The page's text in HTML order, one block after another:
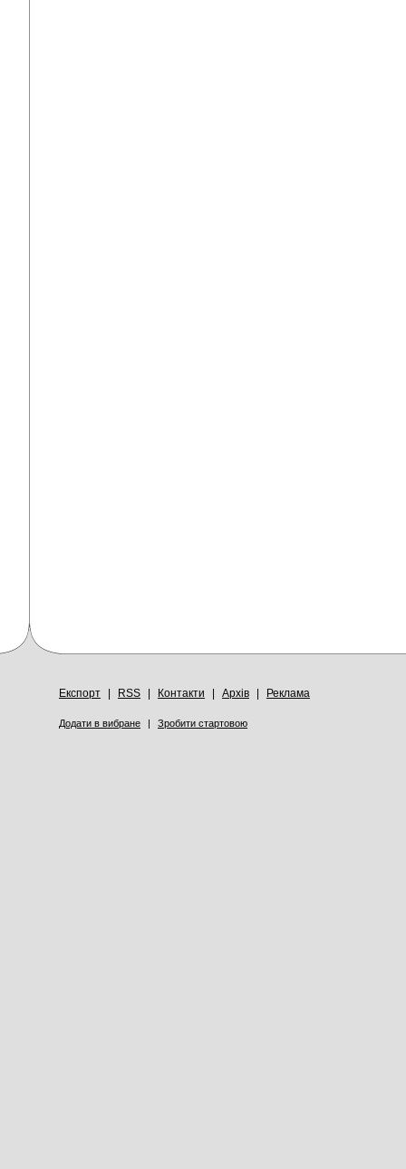
Експорт RSS Контакти Архів Реклама
Додати в вибране | Зробити стартовою